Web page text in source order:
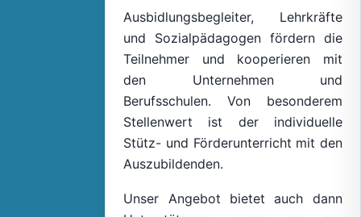
Ausbidlungsbegleiter, Lehrkräfte
und Sozialpädagogen fördern die
Teilnehmer und kooperieren mit
den Unternehmen und
Berufsschulen. Von besonderem
Stellenwert ist der individuelle
Stütz- und Förderunterricht mit den
Auszubildenden.
Unser Angebot bietet auch dann